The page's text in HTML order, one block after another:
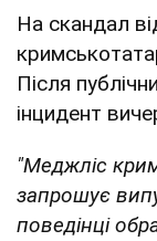
На скандал
Після
інцидент
"Меджліс
запрошує
поведінці